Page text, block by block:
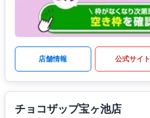
店舗情報 公式サイト
チョコザップ宝ヶ池店